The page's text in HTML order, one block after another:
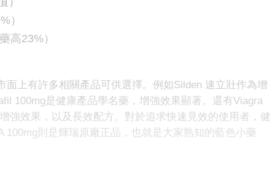
）
高23%）
上有許多相關產品可供選擇。例如Silden 速立壯作為增
100mg是健康產品學名藥，增強效果顯著。還有Viagra
強效果，以及長效配方。對於追求快速見效的使用者，健
則是輝瑞原廠正品，也就是大家熟知的藍色小藥